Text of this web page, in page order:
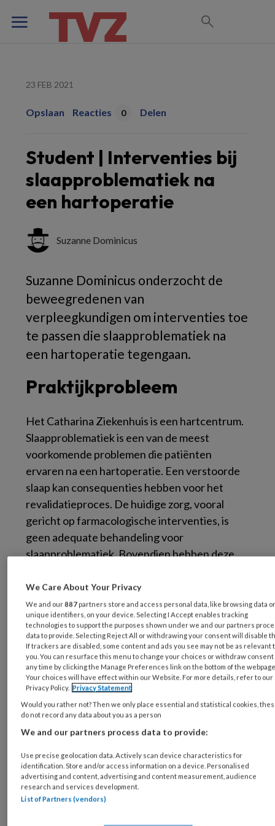
23 FEB 2021
Opslaan Reacties 0 Delen
Student | Interventies bij
slaapproblematiek na
een hartoperatie
Suzanne Dominicus
Suzanne Dominicus onderzocht de
beweegredenen van
verpleegkundigen om interventies toe
te passen die slaapproblematiek na
een hartoperatie tegengaan.
Praktijkprobleem
Het Catharina Ziekenhuis is een hartcentrum.
Slaapproblematiek is een van de meest
voorkomende problemen die patiënten
ervaren na een hartoperatie. Een verstoorde
slaap kan consequenties hebben voor het
revalidatieproces. De huidige zorg, vooral
gericht op farmacologische interventies, is
geen adequate behandeling voor
slaapproblematiek. Bovendien hebben deze
effecten.
Er zijn ook niet-farmacologische
(verpleegkundige) interventies ter
bevordering van de slaap. Voorbeelden:
oordopjes en oogmaskers,white noise(een
constant geluid dat omgevingsgeluiden kan
neutraliseren), houding- en relaxtherapie,
voorlichting over bevordering van slaap en
aromatherapie. Maar mijn ervaring als
verpleegkundige leert dat ook binnen het
Catharina Ziekenhuis vooral naar
medicamenteuze behandelingen wordt
gegrepen.
We Care About Your Privacy
We and our887 partners store and access personal data, like browsing data
unique identifiers, on your device. Selecting I Accept enables tracking
technologies to support the purposes shown under we and our partners
data to provide. Selecting Reject All or withdrawing your consent will disable
If trackers are disabled, some content and ads you see may not be as relevant
you. You can resurface this menu to change your choices or withdraw consent
any time by clicking the Manage Preferences link on the bottom of the
Your choices will have effect within our Website. For more details, refer to our
Privacy Policy. Privacy Statement
Would you rather not? Then we only place essential and statistical cookies,
do not record any data about you as a person
We and our partners process data to provide:
Use precise geolocation data. Actively scan device characteristics for
identification. Store and/or access information on a device. Personalised
advertising and content, advertising and content measurement, audience
research and services development.
List of Partners (vendors)